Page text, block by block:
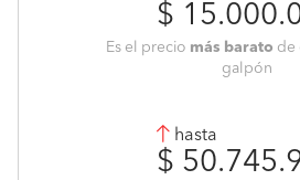
$
Es el precio más barato de
galpón
hasta
$